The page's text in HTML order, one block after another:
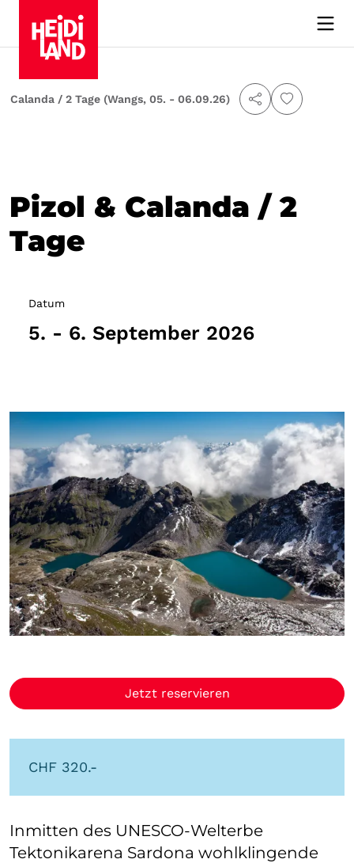
Calanda / 2 Tage (Wangs, 05. - 06.09.26)
Pizol & Calanda / 2
Tage
Datum
5. - 6. September 2026
Jetzt reservieren
CHF 320.-
Inmitten des UNESCO-Welterbe
Tektonikarena Sardona wohlklingende